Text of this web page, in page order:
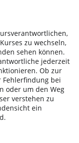
zu wechseln,
sehen können.
jederzeit
Ob zur
Fehlerfindung bei
oder um den Weg
verstehen zu
ein